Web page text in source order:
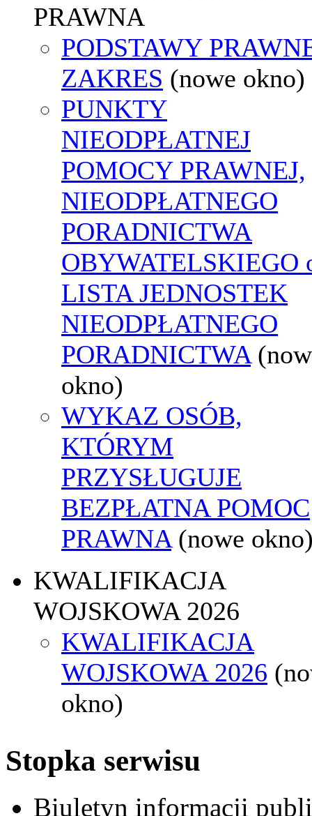
PRAWNA
PODSTAWY
ZAKRES (nowe okno)
PUNKTY
NIEODPŁATNEJ
POMOCY PRAWNEJ,
NIEODPŁATNEGO
PORADNICTWA
OBYWATELSKIEGO
LISTA JEDNOSTEK
NIEODPŁATNEGO
PORADNICTWA
okno)
WYKAZ OSÓB,
KTÓRYM
PRZYSŁUGUJE
BEZPŁATNA POMOC
PRAWNA (nowe
KWALIFIKACJA
WOJSKOWA 2026
KWALIFIKACJA
WOJSKOWA 2026
okno)
Stopka serwisu
Biuletyn informacji